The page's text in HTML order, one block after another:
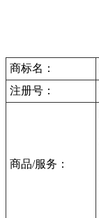
商标名：
注册号：
商品/服务：